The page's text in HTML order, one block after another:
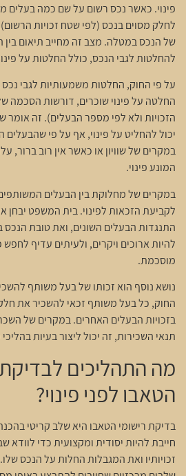
פינוי. כאשר נכס רשום על שם כמה בעלים
לחלק מסוים בנכס (לפי שטח זכויות
של הנכס במטלה. מצב זה מחייב תיאום בין
להחלטות לגבי הנכס, כולל החלטות על
על פי החוק, החלטות משמעותיות לגבי
החלטה על פינוי שוכרים, דורשות הסכמה
הזכויות ולא לפי מספר הבעלים). זה אומר
יכול להחליט על פינוי, אף על פי
במקרים של שוויון או כאשר אין רוב ברור,
המונע פינוי.
במקרים של מחלוקת בין הבעלים
לקביעת הזכאות לפינוי. בית המשפט יבחן
התנגדות הבעלים השונים, ואת טובת הנכס
להיות ארוכים ויקרים, ולעיתים עדיף
מוסכמת.
נושא נוסף הוא זכותו של בעל משותף
החוק, כל בעל משותף זכאי להשכיר את
בזכויות הבעלים האחרים. במקרים של
תנאי השכירות, זה יכול ליצור בעיות בהליכי
מה התהליכים לבדיקת
הטאבו לפני פינוי?
בדיקת רישומי הטאבו היא שלב קריטי
חייבת להיות יסודית ומקצועית כדי לוודא
זכויותיו ואת המגבלות החלות על הנכס